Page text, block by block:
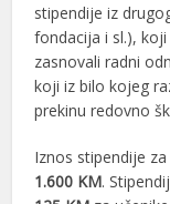
stipendije iz
fondacija i sl.),
zasnovali radni
koji iz bilo kojeg
prekinu redovno
Iznos stipendije
1.600 KM.